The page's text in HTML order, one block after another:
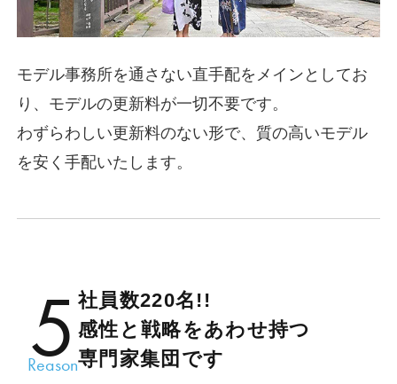
モデル事務所を通さない直手配をメインとしてお
り、モデルの更新料が一切不要です。
わずらわしい更新料のない形で、質の高いモデル
を安く手配いたします。
Reason
5 社員数220名!!
感性と戦略をあわせ持つ
専門家集団です